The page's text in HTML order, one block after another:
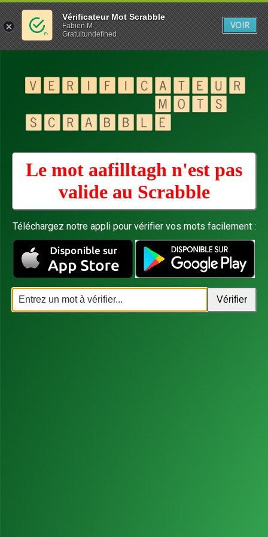
Le mot aafilltagh n'est pas
valide au Scrabble
Téléchargez notre appli pour vérifier vos mots facilement :
Vérificateur Mot Scrabble
Fabien M
Gratuitundefined
VOIR